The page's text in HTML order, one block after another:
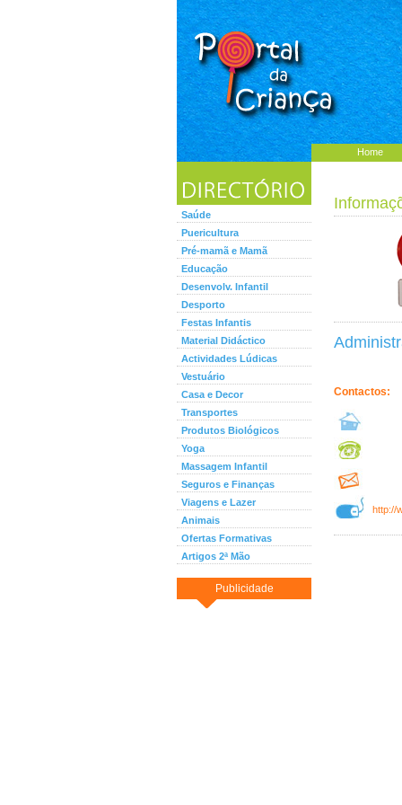
Home
Saúde
Puericultura
Pré-mamã e Mamã
Educação
Desenvolv. Infantil
Desporto
Festas Infantis
Material Didáctico
Actividades Lúdicas
Vestuário
Casa e Decor
Transportes
Produtos Biológicos
Yoga
Massagem Infantil
Seguros e Finanças
Viagens e Lazer
Animais
Ofertas Formativas
Artigos 2ª Mão
Publicidade
Contactos:
http://